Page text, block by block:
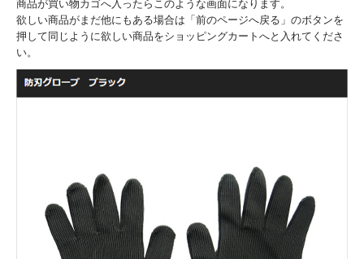
商品が買い物カゴへ入ったらこのような画面になります。
欲しい商品がまだ他にもある場合は「前のページへ戻る」のボタンを
押して同じように欲しい商品をショッピングカートへと入れてくださ
い。